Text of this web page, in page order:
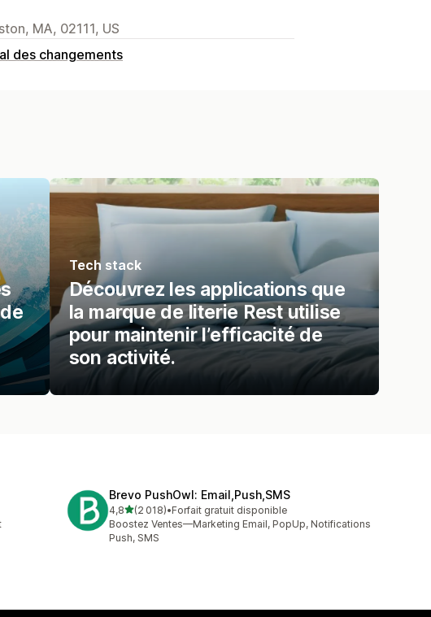
MA, 02111, US
des changements
Tech stack
Découvrez les applications que
la marque de literie Rest utilise
pour maintenir l’efficacité de
son activité.
Brevo PushOwl: Email,Push,SMS
4,8étoile(s) sur 5
(2 018)
2018 avis au total
•Forfait gratuit disponible
Boostez Ventes—Marketing Email, PopUp, Notifications
Push, SMS